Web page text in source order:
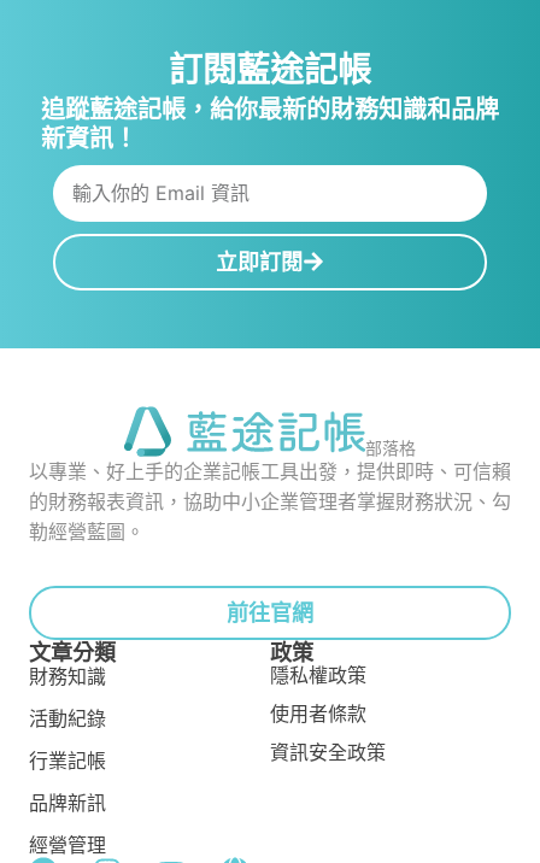
訂閱藍途記帳
追蹤藍途記帳，給你最新的財務知識和品牌
新資訊！
立即訂閱
部落格
以專業、好上手的企業記帳工具出發，提供即時、可信賴
的財務報表資訊，協助中小企業管理者掌握財務狀況、勾
勒經營藍圖。
前往官網
文章分類
財務知識
活動紀錄
行業記帳
品牌新訊
經營管理
政策
隱私權政策
使用者條款
資訊安全政策